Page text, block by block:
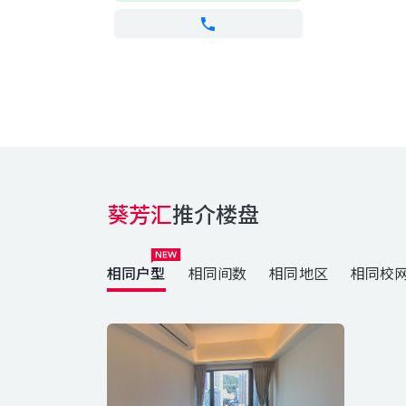
葵芳汇推介楼盘
相同户型 相同间数 相同地区 相同校